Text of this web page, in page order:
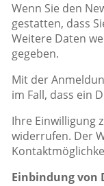
Wenn Sie den
gestatten, dass
Weitere Daten
gegeben.
Mit der
im Fall, dass ein
Ihre Einwilligung
widerrufen. Der
Einbindung von